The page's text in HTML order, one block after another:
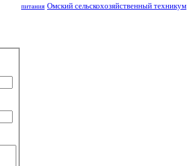
питания Омский сельскохозяйственный техникум